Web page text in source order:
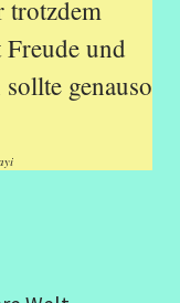
trotzdem
und
genauso